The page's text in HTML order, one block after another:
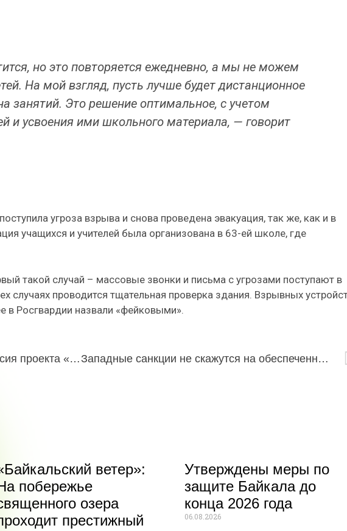
но это повторяется ежедневно, а мы не можем
На мой взгляд, пусть лучше будет дистанционное
занятий. Это решение оптимальное, с учетом
и усвоения ими школьного материала, — говорит
угроза взрыва и снова проведена эвакуация, так же, как и в
учащихся и учителей была организована в 63-ей школе, где
такой случай – массовые звонки и письма с угрозами поступают в
случаях проводится тщательная проверка здания. Взрывных
в Росгвардии назвали «фейковыми».
В Улан-Удэ стартовала очная сессия проекта «Медиашкола: Дальневосточный репортер» Западные санкции не скажутся на обеспеченности Бурятии семенами
ветер»:
побережье
озера
престижный
Утверждены меры по
защите Байкала до
конца 2026 года
06.08.2026